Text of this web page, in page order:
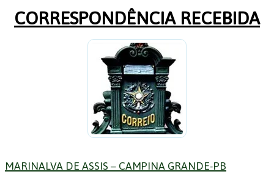
CORRESPONDÊNCIA RECEBIDA
MARINALVA DE ASSIS – CAMPINA GRANDE-PB